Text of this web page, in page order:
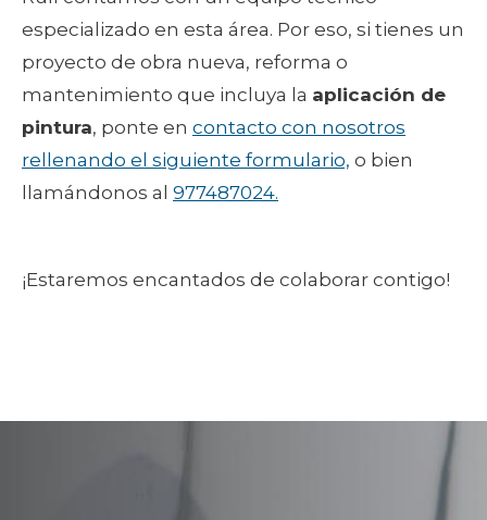
especializado en esta área. Por eso, si tienes un
proyecto de obra nueva, reforma o
mantenimiento que incluya la aplicación de
pintura, ponte en contacto con nosotros
rellenando el siguiente formulario, o bien
llamándonos al 977487024.
¡Estaremos encantados de colaborar contigo!